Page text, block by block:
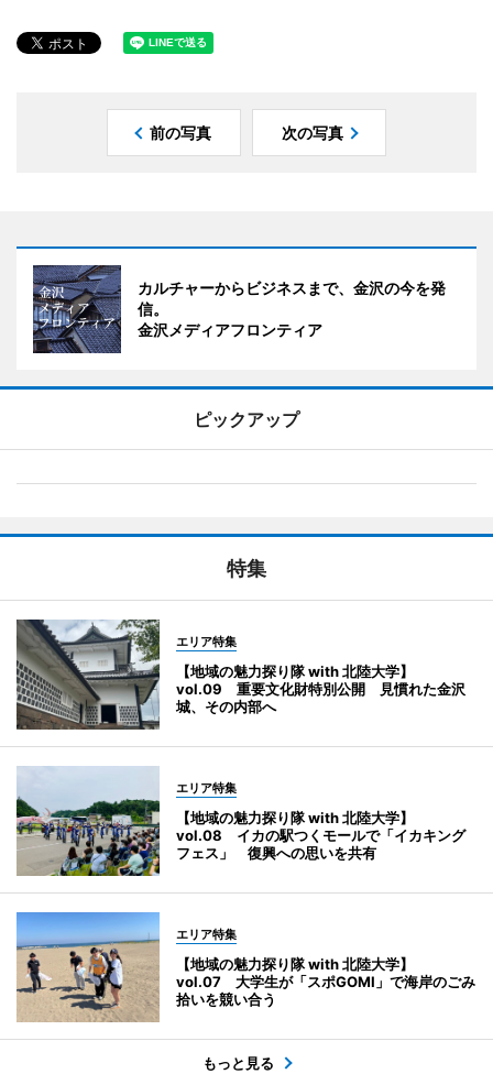
前の写真 次の写真
カルチャーからビジネスまで、金沢の今を発
信。
金沢メディアフロンティア
ピックアップ
特集
エリア特集
【地域の魅力探り隊 with 北陸大学】
vol.09 重要文化財特別公開 見慣れた金沢
城、その内部へ
エリア特集
【地域の魅力探り隊 with 北陸大学】
vol.08 イカの駅つくモールで「イカキング
フェス」 復興への思いを共有
エリア特集
【地域の魅力探り隊 with 北陸大学】
vol.07 大学生が「スポGOMI」で海岸のごみ
拾いを競い合う
もっと見る